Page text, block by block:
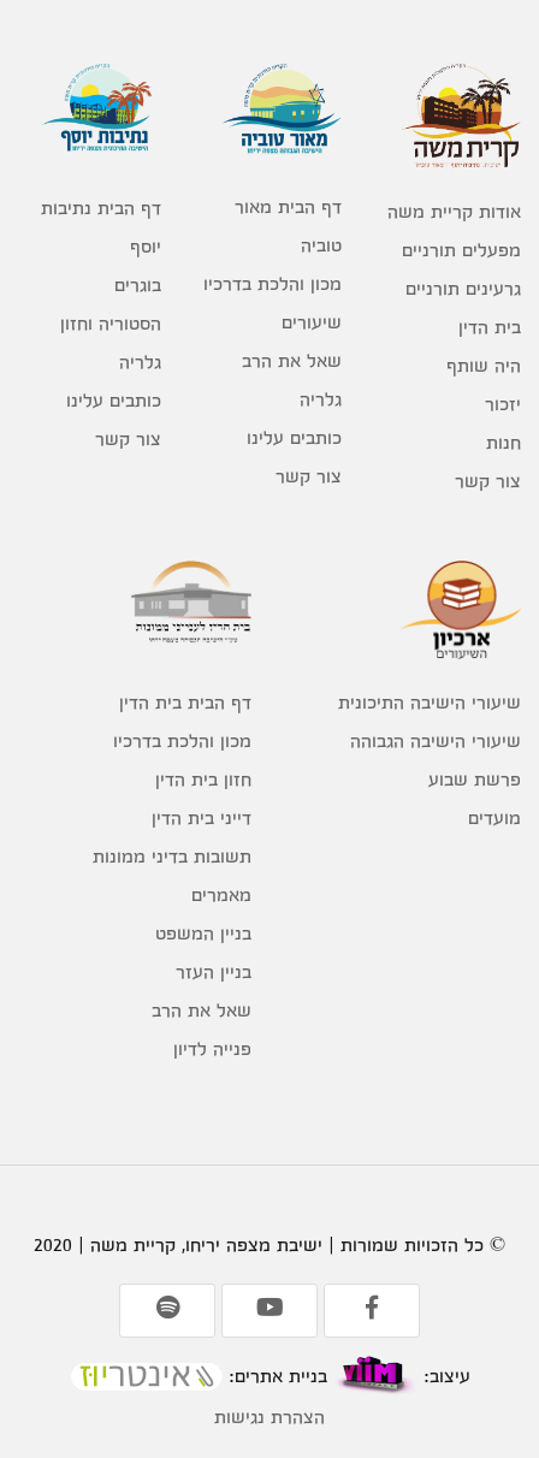
אודות קריית משה
מפעלים תורניים
גרעינים תורניים
בית הדין
היה שותף
יזכור
חנות
צור קשר
דף הבית מאור
טוביה
מכון והלכת בדרכיו
שיעורים
שאל את הרב
גלריה
כותבים עלינו
צור קשר
דף הבית נתיבות
יוסף
בוגרים
הסטוריה וחזון
גלריה
כותבים עלינו
צור קשר
שיעורי הישיבה התיכונית
שיעורי הישיבה הגבוהה
פרשת שבוע
מועדים
דף הבית בית הדין
מכון והלכת בדרכיו
חזון בית הדין
דייני בית הדין
תשובות בדיני ממונות
מאמרים
בניין המשפט
בניין העזר
שאל את הרב
פנייה לדיון
© כל הזכויות שמורות | ישיבת מצפה יריחו, קריית משה | 2020
עיצוב:
בניית אתרים:
הצהרת נגישות